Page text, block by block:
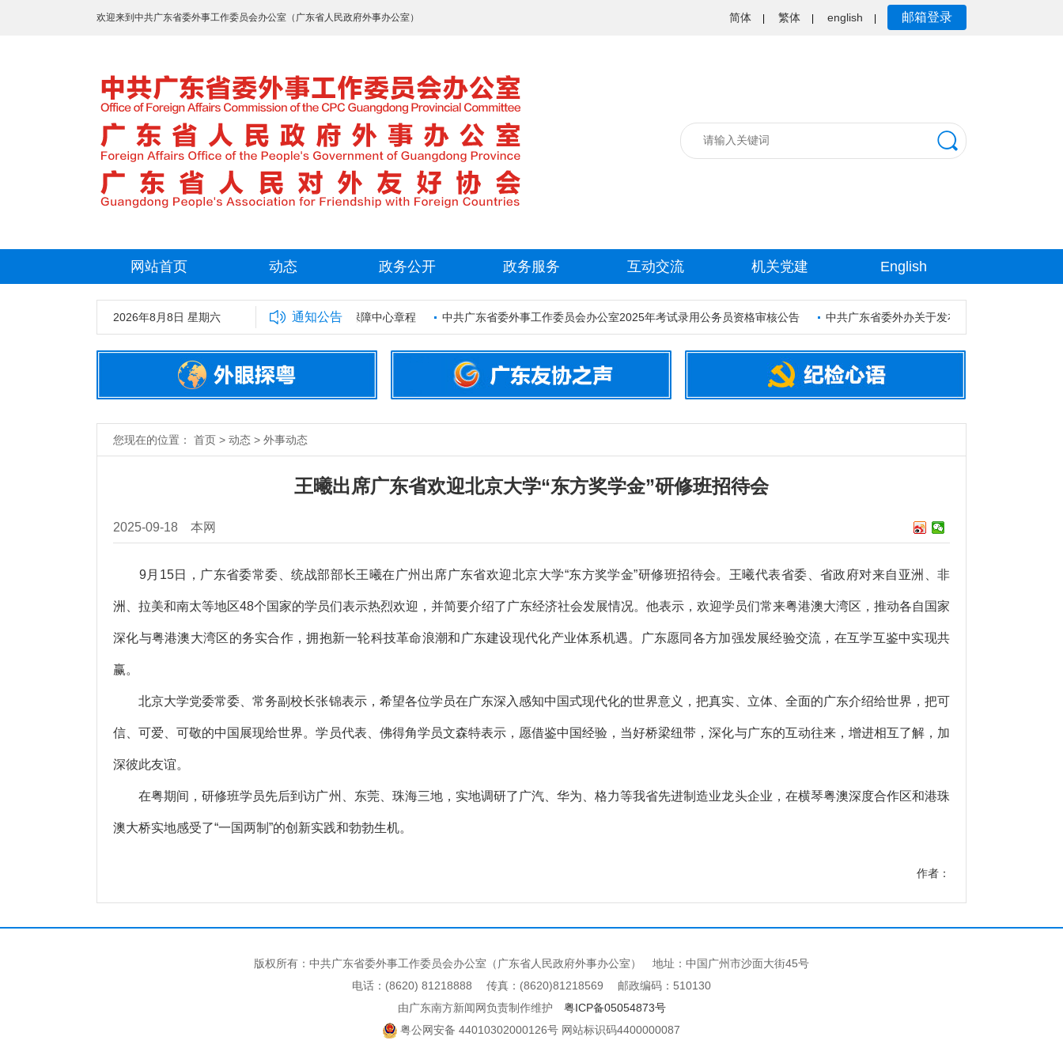
欢迎来到中共广东省委外事工作委员会办公室（广东省人民政府外事办公室） 简体 繁体 english 邮箱登录
网站首页 动态 政务公开 政务服务 互动交流 机关党建 English
2026年8月8日 星期六 通知公告
工作委员会办公室2025年拟录用工作人员名单公示 广东省外事保障中心章程 中共广东省委外事工作委员会办公室2025年考试录用公务员资格审核公告 中共广东省委外办关于发布便利服务企业“走出去
您现在的位置： 首页 > 动态 > 外事动态
王曦出席广东省欢迎北京大学“东方奖学金”研修班招待会
2025-09-18 本网
9月15日，广东省委常委、统战部部长王曦在广州出席广东省欢迎北京大学“东方奖学金”研修班招待会。王曦代表省委、省政府对来自亚洲、非
洲、拉美和南太等地区48个国家的学员们表示热烈欢迎，并简要介绍了广东经济社会发展情况。他表示，欢迎学员们常来粤港澳大湾区，推动各自国家
深化与粤港澳大湾区的务实合作，拥抱新一轮科技革命浪潮和广东建设现代化产业体系机遇。广东愿同各方加强发展经验交流，在互学互鉴中实现共
赢。
北京大学党委常委、常务副校长张锦表示，希望各位学员在广东深入感知中国式现代化的世界意义，把真实、立体、全面的广东介绍给世界，把可
信、可爱、可敬的中国展现给世界。学员代表、佛得角学员文森特表示，愿借鉴中国经验，当好桥梁纽带，深化与广东的互动往来，增进相互了解，加
深彼此友谊。
在粤期间，研修班学员先后到访广州、东莞、珠海三地，实地调研了广汽、华为、格力等我省先进制造业龙头企业，在横琴粤澳深度合作区和港珠
澳大桥实地感受了“一国两制”的创新实践和勃勃生机。
作者：
版权所有：中共广东省委外事工作委员会办公室（广东省人民政府外事办公室） 地址：中国广州市沙面大街45号
电话：(8620) 81218888 传真：(8620)81218569 邮政编码：510130
由广东南方新闻网负责制作维护 粤ICP备05054873号
粤公网安备 44010302000126号 网站标识码4400000087